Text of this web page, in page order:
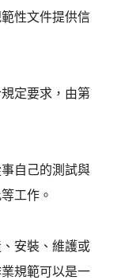
性文件提供信
定要求，由第
自己的測試與
工作。
安裝、維護或
規範可以是一